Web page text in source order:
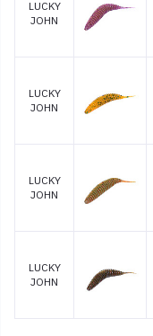
LUCKY
JOHN
LUCKY
JOHN
LUCKY
JOHN
LUCKY
JOHN